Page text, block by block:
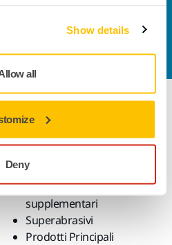
Show details
all
Deny
e il nostro team di
più presto alle tue domande.
Prodotti
Utensili
Abrasivi e lucidanti
Accessori e prodotti
supplementari
Superabrasivi
Prodotti Principali